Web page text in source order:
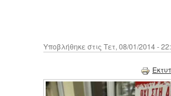
Υποβλήθηκε στις Τετ, 08/01/2014 -